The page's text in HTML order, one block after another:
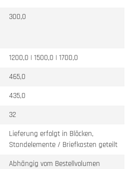
300,0
1200,0 | 1500,0 | 1700,0
465,0
435,0
32
Lieferung erfolgt in Blöcken,
Standelemente / Briefkasten geteilt
Abhängig vom Bestellvolumen